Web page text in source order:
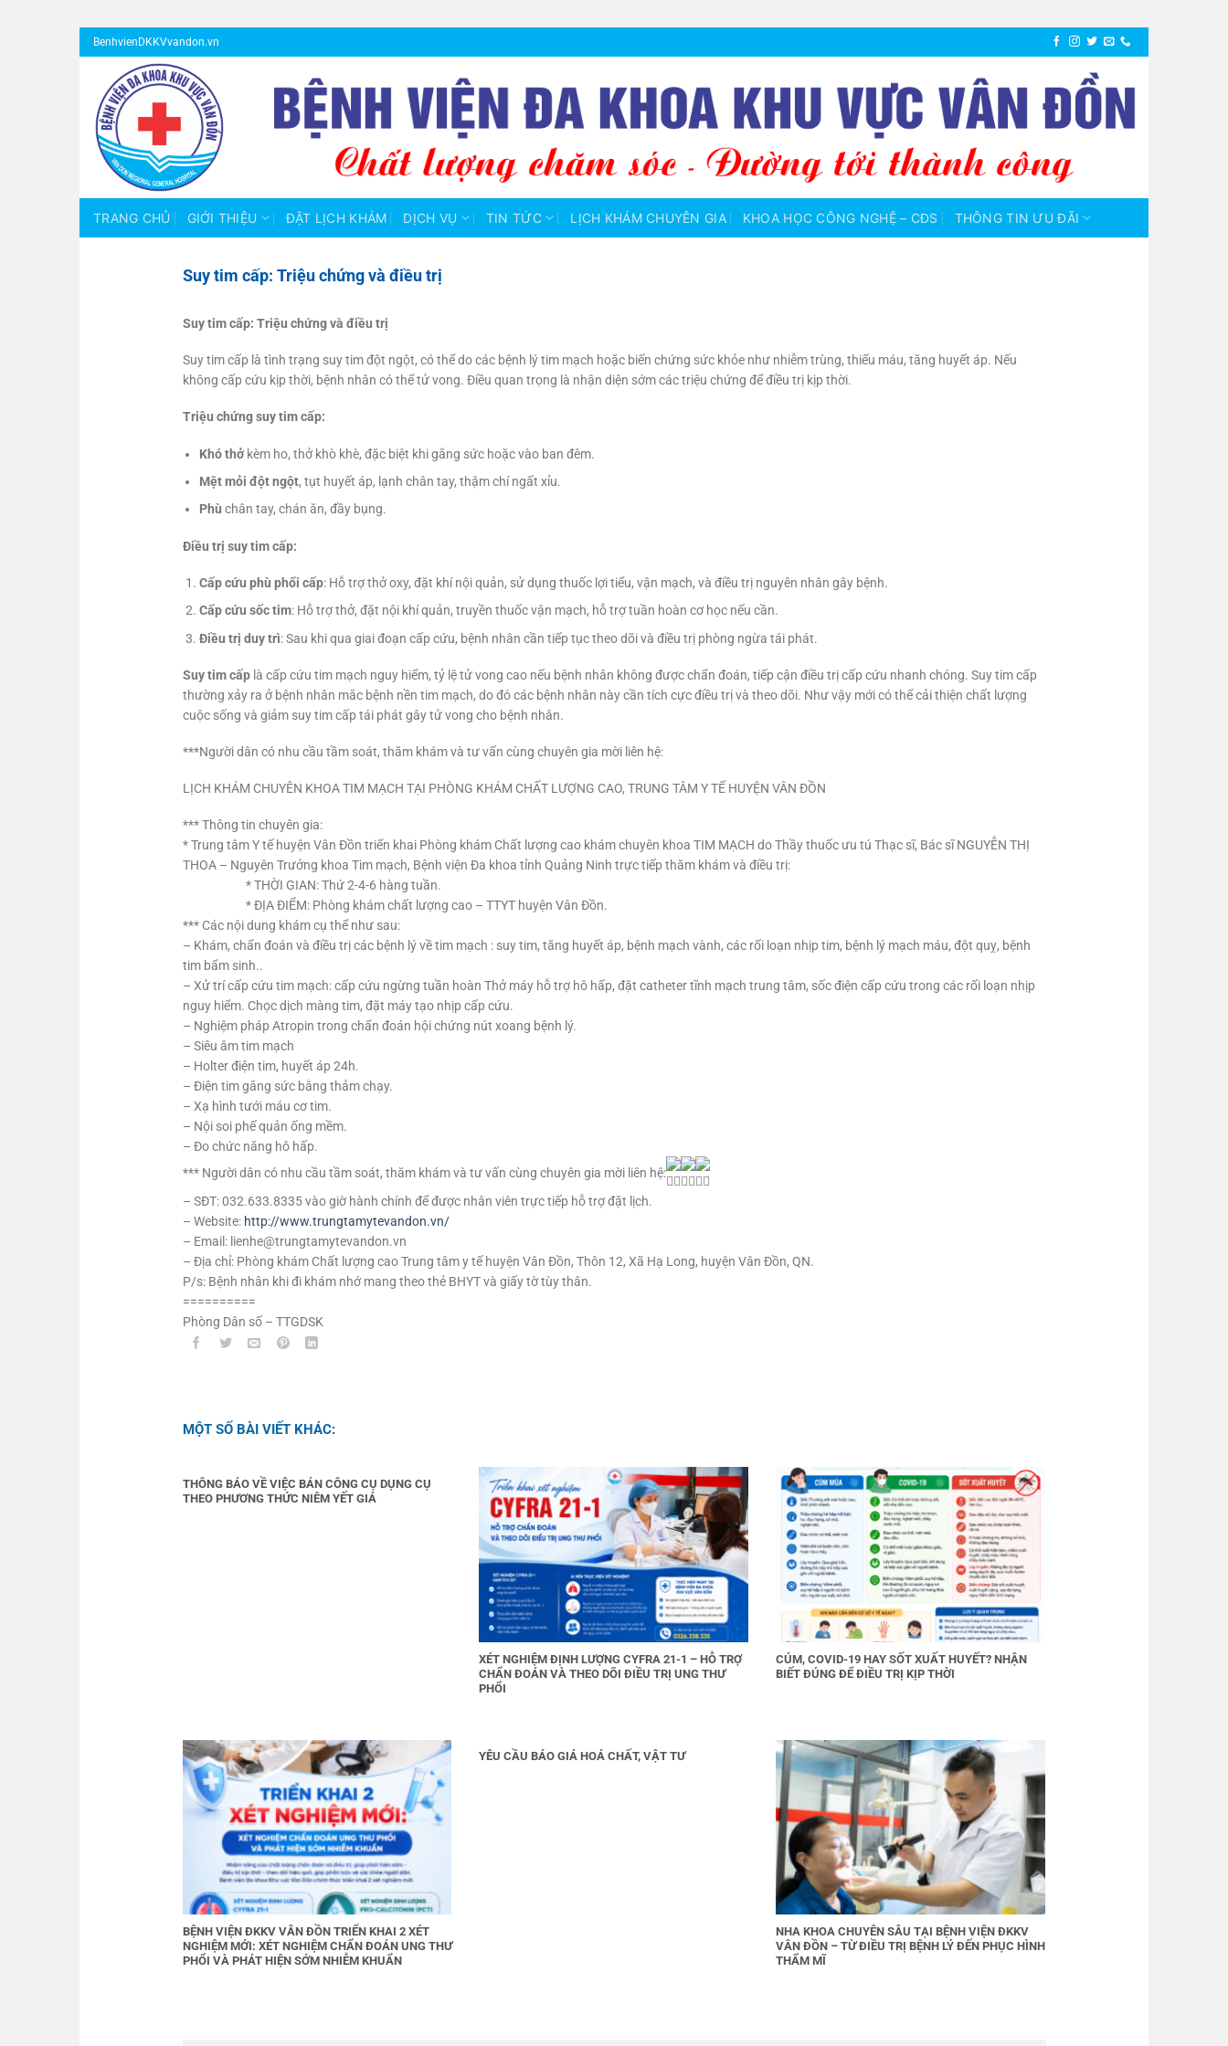
Bỏ
qua
dung
BenhvienDKKVvandon.vn
TRANG CHỦ GIỚI THIỆU ĐẶT LỊCH KHÁM DỊCH VỤ TIN TỨC LỊCH KHÁM CHUYÊN GIA KHOA HỌC CÔNG NGHỆ – CĐS THÔNG TIN ƯU ĐÃI
Suy tim cấp: Triệu chứng và điều trị
Suy tim cấp: Triệu chứng và điều trị
Suy tim cấp là tình trạng suy tim đột ngột, có thể do các bệnh lý tim mạch hoặc biến chứng sức khỏe như nhiễm trùng, thiếu máu, tăng huyết áp. Nếu
không cấp cứu kịp thời, bệnh nhân có thể tử vong. Điều quan trọng là nhận diện sớm các triệu chứng để điều trị kịp thời.
Triệu chứng suy tim cấp:
Khó thởkèm ho, thở khò khè, đặc biệt khi gắng sức hoặc vào ban đêm.
Mệt mỏi đột ngột, tụt huyết áp, lạnh chân tay, thậm chí ngất xỉu.
Phù chân tay, chán ăn, đầy bụng.
Điều trị suy tim cấp:
Cấp cứu phù phổi cấp: Hỗ trợ thở oxy, đặt khí nội quản, sử dụng thuốc lợi tiểu, vận mạch, và điều trị nguyên nhân gây bệnh.
Cấp cứu sốc tim: Hỗ trợ thở, đặt nội khí quản, truyền thuốc vận mạch, hỗ trợ tuần hoàn cơ học nếu cần.
Điều trị duy trì: Sau khi qua giai đoạn cấp cứu, bệnh nhân cần tiếp tục theo dõi và điều trị phòng ngừa tái phát.
Suy tim cấplà cấp cứu tim mạch nguy hiểm, tỷ lệ tử vong cao nếu bệnh nhân không được chẩn đoán, tiếp cận điều trị cấp cứu nhanh chóng. Suy tim cấp
thường xảy ra ở bệnh nhân mắc bệnh nền tim mạch, do đó các bệnh nhân này cần tích cực điều trị và theo dõi. Như vậy mới có thể cải thiện chất lượng
cuộc sống và giảm suy tim cấp tái phát gây tử vong cho bệnh nhân.
***Người dân có nhu cầu tầm soát, thăm khám và tư vấn cùng chuyên gia mời liên hệ:
LỊCH KHÁM CHUYÊN KHOA TIM MẠCH TẠI PHÒNG KHÁM CHẤT LƯỢNG CAO, TRUNG TÂM Y TẾ HUYỆN VÂN ĐỒN
*** Thông tin chuyên gia:
* Trung tâm Y tế huyện Vân Đồn triển khai Phòng khám Chất lượng cao khám chuyên khoa TIM MẠCH do Thầy thuốc ưu tú Thạc sĩ, Bác sĩ NGUYỄN THỊ
THOA – Nguyên Trưởng khoa Tim mạch, Bệnh viện Đa khoa tỉnh Quảng Ninh trực tiếp thăm khám và điều trị:
* THỜI GIAN: Thứ 2-4-6 hàng tuần.
* ĐỊA ĐIỂM: Phòng khám chất lượng cao – TTYT huyện Vân Đồn.
*** Các nội dung khám cụ thể như sau:
– Khám, chẩn đoán và điều trị các bệnh lý về tim mạch : suy tim, tăng huyết áp, bệnh mạch vành, các rối loạn nhịp tim, bệnh lý mạch máu, đột quỵ, bệnh
tim bẩm sinh..
– Xử trí cấp cứu tim mạch: cấp cứu ngừng tuần hoàn Thở máy hỗ trợ hô hấp, đặt catheter tĩnh mạch trung tâm, sốc điện cấp cứu trong các rối loạn nhịp
nguy hiểm. Chọc dịch màng tim, đặt máy tạo nhịp cấp cứu.
– Nghiệm pháp Atropin trong chẩn đoán hội chứng nút xoang bệnh lý.
– Siêu âm tim mạch
– Holter điện tim, huyết áp 24h.
– Điện tim gắng sức bằng thảm chạy.
– Xạ hình tưới máu cơ tim.
– Nội soi phế quản ống mềm.
– Đo chức năng hô hấp.
*** Người dân có nhu cầu tầm soát, thăm khám và tư vấn cùng chuyên gia mời liên hệ:
– SĐT: 032.633.8335 vào giờ hành chính để được nhân viên trực tiếp hỗ trợ đặt lịch.
– Website: http://www.trungtamytevandon.vn/
– Email: lienhe@trungtamytevandon.vn
– Địa chỉ: Phòng khám Chất lượng cao Trung tâm y tế huyện Vân Đồn, Thôn 12, Xã Hạ Long, huyện Vân Đồn, QN.
P/s: Bệnh nhân khi đi khám nhớ mang theo thẻ BHYT và giấy tờ tùy thân.
==========
Phòng Dân số – TTGDSK
MỘT SỐ BÀI VIẾT KHÁC:
THÔNG BÁO VỀ VIỆC BÁN CÔNG CỤ DỤNG CỤ
THEO PHƯƠNG THỨC NIÊM YẾT GIÁ
XÉT NGHIỆM ĐỊNH LƯỢNG CYFRA 21-1 – HỖ TRỢ
CHẨN ĐOÁN VÀ THEO DÕI ĐIỀU TRỊ UNG THƯ
PHỔI
CÚM, COVID-19 HAY SỐT XUẤT HUYẾT? NHẬN
BIẾT ĐÚNG ĐỂ ĐIỀU TRỊ KỊP THỜI
BỆNH VIỆN ĐKKV VÂN ĐỒN TRIỂN KHAI 2 XÉT
NGHIỆM MỚI: XÉT NGHIỆM CHẨN ĐOÁN UNG THƯ
PHỔI VÀ PHÁT HIỆN SỚM NHIỄM KHUẨN
YÊU CẦU BÁO GIÁ HOÁ CHẤT, VẬT TƯ
NHA KHOA CHUYÊN SÂU TẠI BỆNH VIỆN ĐKKV
VÂN ĐỒN – TỪ ĐIỀU TRỊ BỆNH LÝ ĐẾN PHỤC HÌNH
THẨM MĨ